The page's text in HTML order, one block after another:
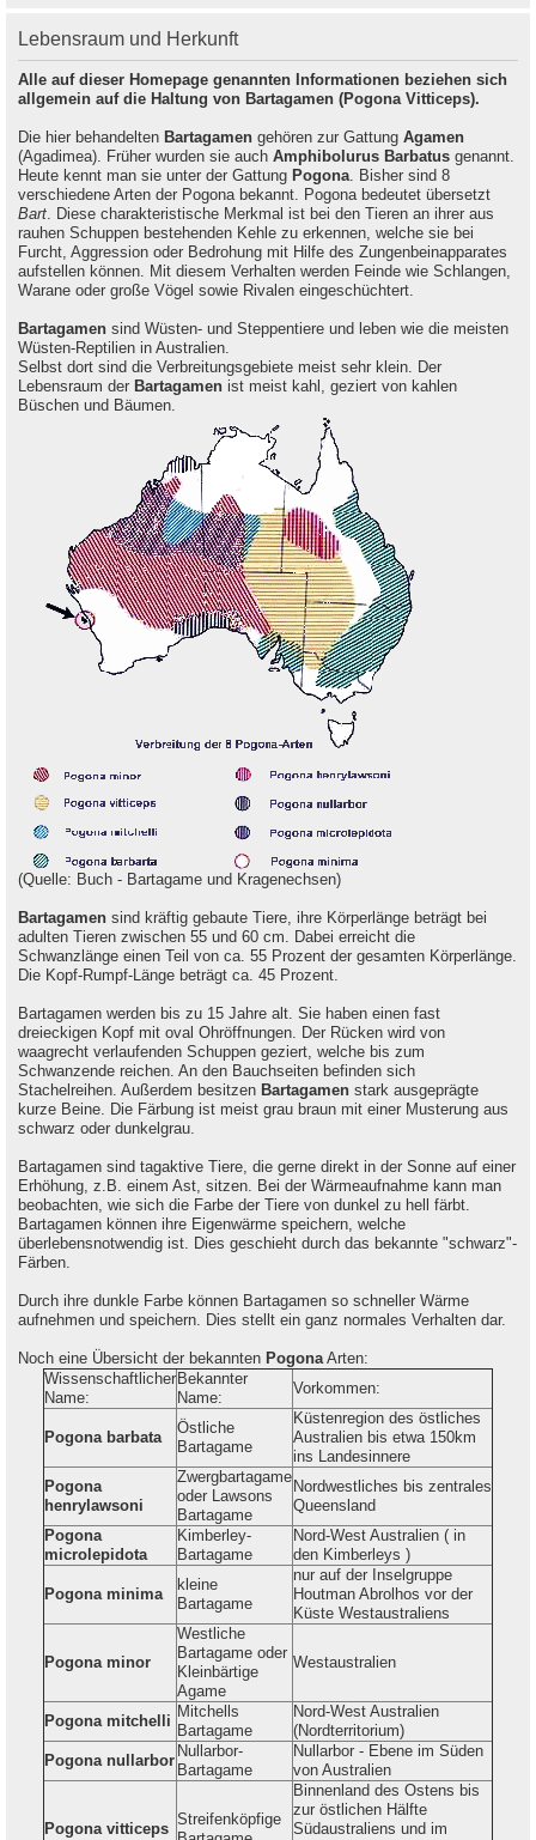
Lebensraum und Herkunft
Alle auf dieser Homepage genannten Informationen beziehen sich
allgemein auf die Haltung von Bartagamen (Pogona Vitticeps).
Die hier behandelten Bartagamen gehören zur Gattung Agamen
(Agadimea). Früher wurden sie auch Amphibolurus Barbatus genannt.
Heute kennt man sie unter der Gattung Pogona. Bisher sind 8
verschiedene Arten der Pogona bekannt. Pogona bedeutet übersetzt
Bart. Diese charakteristische Merkmal ist bei den Tieren an ihrer aus
rauhen Schuppen bestehenden Kehle zu erkennen, welche sie bei
Furcht, Aggression oder Bedrohung mit Hilfe des Zungenbeinapparates
aufstellen können. Mit diesem Verhalten werden Feinde wie Schlangen,
Warane oder große Vögel sowie Rivalen eingeschüchtert.
Bartagamen sind Wüsten- und Steppentiere und leben wie die meisten
Wüsten-Reptilien in Australien.
Selbst dort sind die Verbreitungsgebiete meist sehr klein. Der
Lebensraum der Bartagamen ist meist kahl, geziert von kahlen
Büschen und Bäumen.
(Quelle: Buch - Bartagame und Kragenechsen)
Bartagamen sind kräftig gebaute Tiere, ihre Körperlänge beträgt bei
adulten Tieren zwischen 55 und 60 cm. Dabei erreicht die
Schwanzlänge einen Teil von ca. 55 Prozent der gesamten Körperlänge.
Die Kopf-Rumpf-Länge beträgt ca. 45 Prozent.
Bartagamen werden bis zu 15 Jahre alt. Sie haben einen fast
dreieckigen Kopf mit oval Ohröffnungen. Der Rücken wird von
waagrecht verlaufenden Schuppen geziert, welche bis zum
Schwanzende reichen. An den Bauchseiten befinden sich
Stachelreihen. Außerdem besitzen Bartagamen stark ausgeprägte
kurze Beine. Die Färbung ist meist grau braun mit einer Musterung aus
schwarz oder dunkelgrau.
Bartagamen sind tagaktive Tiere, die gerne direkt in der Sonne auf einer
Erhöhung, z.B. einem Ast, sitzen. Bei der Wärmeaufnahme kann man
beobachten, wie sich die Farbe der Tiere von dunkel zu hell färbt.
Bartagamen können ihre Eigenwärme speichern, welche
überlebensnotwendig ist. Dies geschieht durch das bekannte "schwarz"-
Färben.
Durch ihre dunkle Farbe können Bartagamen so schneller Wärme
aufnehmen und speichern. Dies stellt ein ganz normales Verhalten dar.
Noch eine Übersicht der bekannten PogonaArten:
Wissenschaftlicher
Name:
Bekannter
Name:
Vorkommen:
Pogona barbata
Östliche
Bartagame
Küstenregion des östliches
Australien bis etwa 150km
ins Landesinnere
Pogona
henrylawsoni
Zwergbartagame
oder Lawsons
Bartagame
Nordwestliches bis zentrales
Queensland
Pogona
microlepidota
Kimberley-
Bartagame
Nord-West Australien ( in
den Kimberleys )
Pogona minima
kleine
Bartagame
nur auf der Inselgruppe
Houtman Abrolhos vor der
Küste Westaustraliens
Pogona minor
Westliche
Bartagame oder
Kleinbärtige
Agame
Westaustralien
Pogona mitchelli
Mitchells
Bartagame
Nord-West Australien
(Nordterritorium)
Pogona nullarbor
Nullarbor-
Bartagame
Nullarbor - Ebene im Süden
von Australien
Pogona vitticeps
Streifenköpfige
Binnenland des Ostens bis
zur östlichen Hälfte
Südaustraliens und im